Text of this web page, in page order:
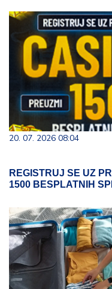
20. 07. 2026 08:04
REGISTRUJ SE UZ
1500 BESPLATNIH